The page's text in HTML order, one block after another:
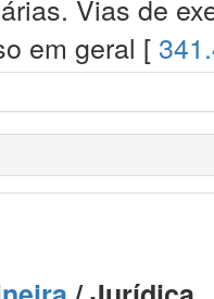
Vias de
em geral [